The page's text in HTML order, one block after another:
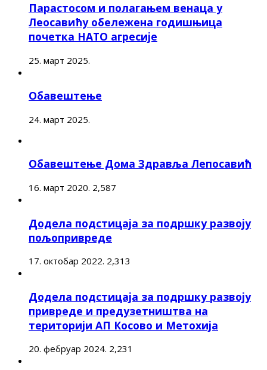
Парастосом и полагањем венаца у
Леосавићу обележена годишњица
почетка НАТО агресије
25. март 2025.
Обавештење
24. март 2025.
Обавештење Дома Здравља Лепосавић
16. март 2020. 2,587
Додела подстицаја за подршку развоју
пољопривреде
17. октобар 2022. 2,313
Додела подстицаја за подршку развоју
привреде и предузетништва на
територији АП Косово и Метохија
20. фебруар 2024. 2,231